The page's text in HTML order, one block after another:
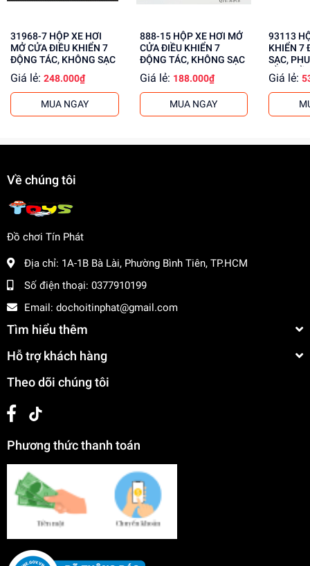
cung cấp giá sỉ cho khách buôn. Liên hệ ngay hôm nay!
31968-7 HỘP XE HƠI
MỞ CỬA ĐIỀU KHIỂN 7
ĐỘNG TÁC, KHÔNG SẠC
Giá lẻ: 248.000₫
MUA NGAY
888-15 HỘP XE HƠI MỞ
CỬA ĐIỀU KHIỂN 7
ĐỘNG TÁC, KHÔNG SẠC
Giá lẻ: 188.000₫
MUA NGAY
93113 HỘP XE ĐUA ĐIỀU
KHIỂN 7
SẠC,
CẦM
Giá lẻ:
Về chúng tôi
Đồ chơi Tín Phát
Địa chỉ: 1A-1B Bà Lài, Phường Bình Tiên, TP.HCM
Số điện thoại: 0377910199
Email: dochoitinphat@gmail.com
Tìm hiểu thêm
Hỗ trợ khách hàng
Theo dõi chúng tôi
Phương thức thanh toán